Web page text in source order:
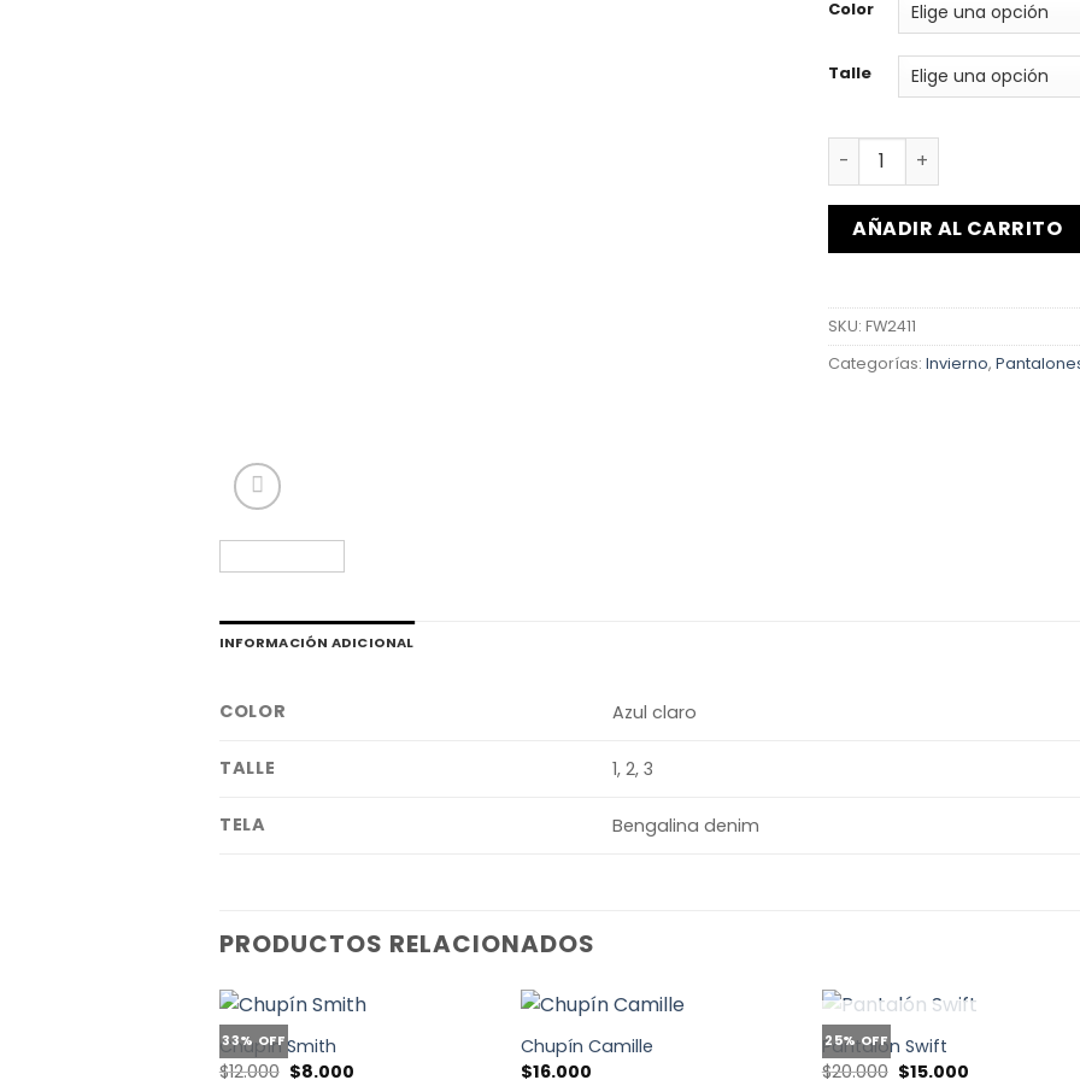
Color
Talle
Pantalón Rory cantidad
AÑADIR AL CARRITO
SKU: FW2411
Categorías: Invierno,
INFORMACIÓN ADICIONAL
COLOR Azul claro
TALLE 1, 2, 3
TELA Bengalina denim
PRODUCTOS RELACIONADOS
33% OFF
Chupín Smith
$12.000 El
$8.000
Chupín Camille
$16.000
25% OFF
Pantalón Swift
$20.000 El
$15.000